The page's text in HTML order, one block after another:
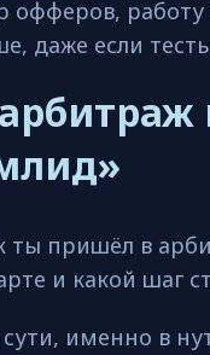
офферов, работу
даже если
ты пришёл в
и какой шаг
именно в